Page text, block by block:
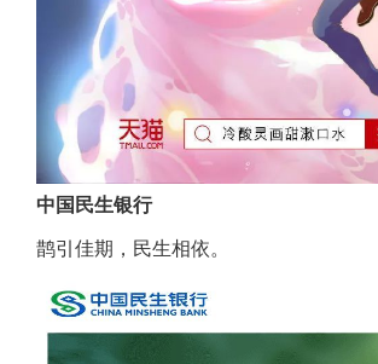
中国民生银行
鹊引佳期，民生相依。